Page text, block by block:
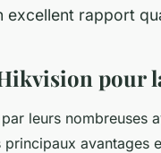
excellent rapport
pour
leurs nombreuses
avantages